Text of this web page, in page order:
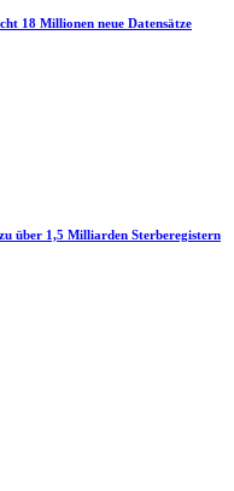
18 Millionen neue Datensätze
über 1,5 Milliarden Sterberegistern